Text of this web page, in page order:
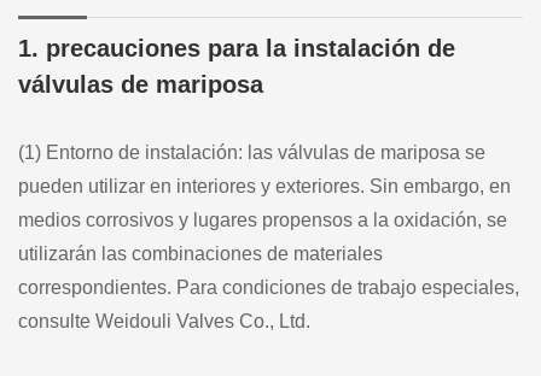
1. precauciones para la instalación de
válvulas de mariposa
(1) Entorno de instalación: las válvulas de mariposa se
pueden utilizar en interiores y exteriores. Sin embargo, en
medios corrosivos y lugares propensos a la oxidación, se
utilizarán las combinaciones de materiales
correspondientes. Para condiciones de trabajo especiales,
consulte Weidouli Valves Co., Ltd.